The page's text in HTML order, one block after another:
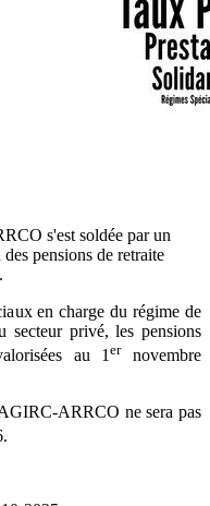
s'est soldée par un
pensions de retraite
en charge du régime de
secteur privé, les pensions
au 1ernovembre
ARRCO ne sera pas